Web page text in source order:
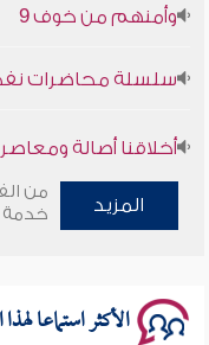
وأمنهم من خوف 9
سلسلة محاضرات نفحات
أخلاقنا أصالة
وأمنهم من خوف 9
المزيد
من
خدمة
الأكثر استماعا